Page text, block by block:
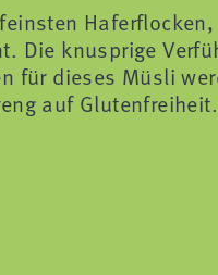
Haferflocken,
Die knusprige
für dieses Müsli
auf